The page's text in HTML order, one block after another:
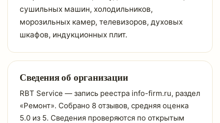
сушильных машин, холодильников,
морозильных камер, телевизоров, духовых
шкафов, индукционных плит.
Сведения об организации
RBT Service — запись реестра info-firm.ru, раздел
«Ремонт». Собрано 8 отзывов, средняя оценка
5.0 из 5. Сведения проверяются по открытым